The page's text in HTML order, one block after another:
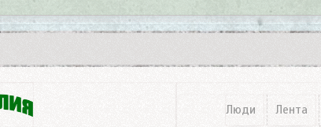
Люди Лента